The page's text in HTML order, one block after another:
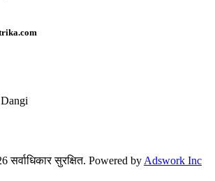
सुरक्षित. Powered by Adswork Inc